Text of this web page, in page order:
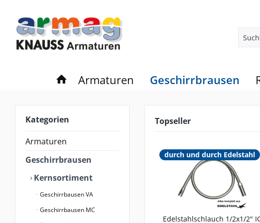
Armaturen Geschirrbrausen
Kategorien
Armaturen
Geschirrbrausen
Kernsortiment
Geschirrbausen VA
Geschirrbausen MC
Topseller
durch und durch Edelstahl
Edelstahlschlauch 1/2x1/2"